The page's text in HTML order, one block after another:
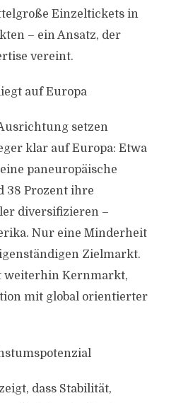
Einzeltickets in
– ein Ansatz, der
vereint.
auf Europa
setzen
klar auf Europa: Etwa
paneuropäische
38 Prozent ihre
diversifizieren –
Nur eine Minderheit
Zielmarkt.
weiterhin Kernmarkt,
mit global orientierter
dass Stabilität,